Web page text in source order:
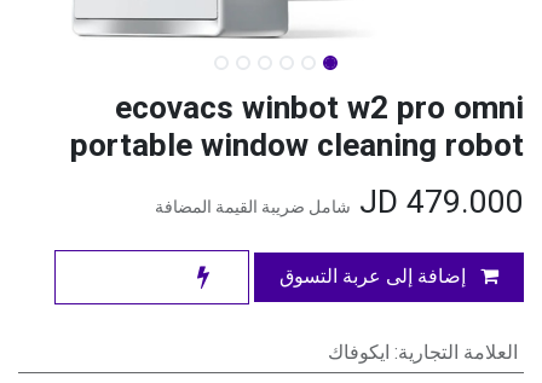
ecovacs winbot w2 pro omni
portable window cleaning robot
479.000
شامل ضريبة القيمة المضافة
إضافة إلى عربة التسوق
العلامة التجارية: ايكوفاك